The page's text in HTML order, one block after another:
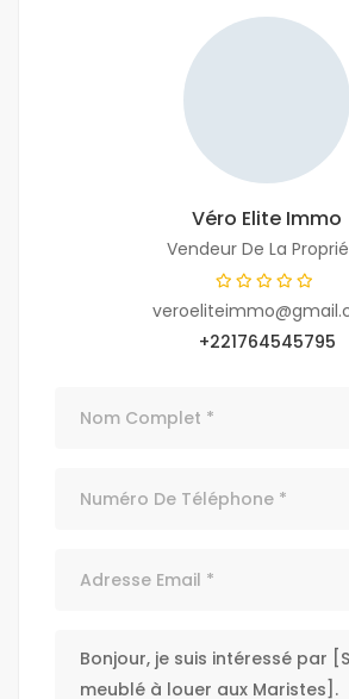
Véro Elite Immo
Vendeur De La
+221764545795